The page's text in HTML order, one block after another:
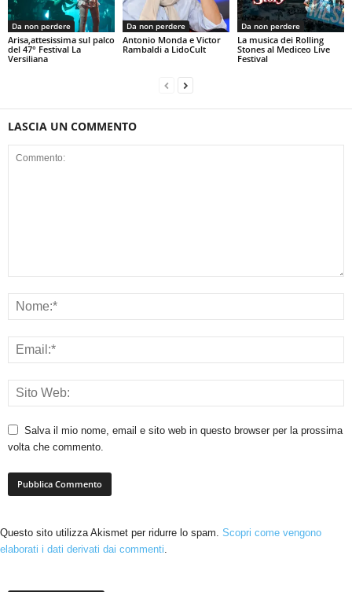
Da non perdere
Arisa,attesissima sul palco
del 47° Festival La
Versiliana
Da non perdere
Antonio Monda e Victor
Rambaldi a LidoCult
Da non perdere
La musica dei Rolling
Stones al Mediceo Live
Festival
LASCIA UN COMMENTO
Salva il mio nome, email e sito web in questo browser per la prossima
volta che commento.
Questo sito utilizza Akismet per ridurre lo spam. Scopri come vengono
elaborati i dati derivati dai commenti.